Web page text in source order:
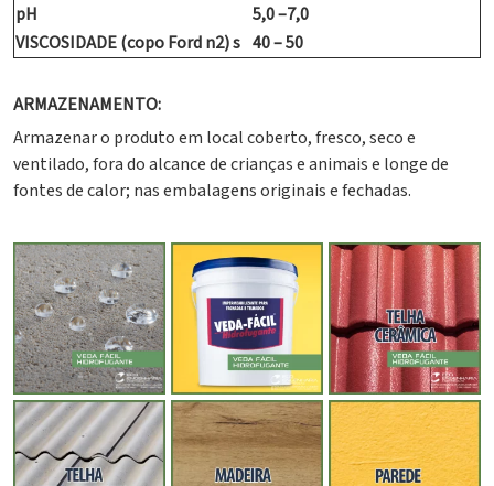
pH
5,0 –7,0
VISCOSIDADE (copo Ford n2) s 40 – 50
ARMAZENAMENTO:
Armazenar o produto em local coberto, fresco, seco e
ventilado, fora do alcance de crianças e animais e longe de
fontes de calor; nas embalagens originais e fechadas.